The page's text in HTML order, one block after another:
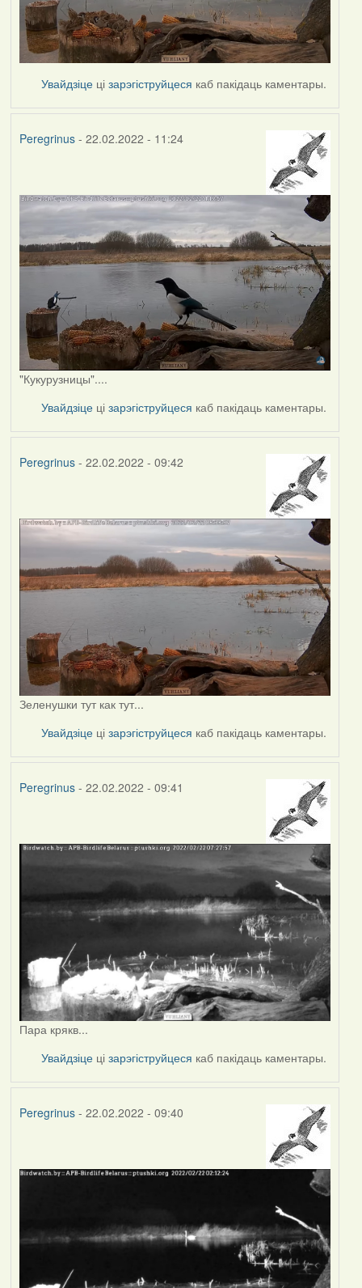
Увайдзіце цізарэгіструйцеся каб пакідаць каментары.
Peregrinus- 22.02.2022 - 11:24
"Кукурузницы"....
Увайдзіце цізарэгіструйцеся каб пакідаць каментары.
Peregrinus- 22.02.2022 - 09:42
Зеленушки тут как тут...
Увайдзіце цізарэгіструйцеся каб пакідаць каментары.
Peregrinus- 22.02.2022 - 09:41
Пара крякв...
Увайдзіце цізарэгіструйцеся каб пакідаць каментары.
Peregrinus- 22.02.2022 - 09:40